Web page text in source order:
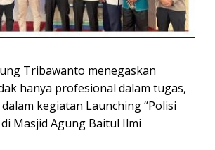
Tribawanto menegaskan
hanya profesional dalam tugas,
kegiatan Launching “Polisi
Masjid Agung Baitul Ilmi